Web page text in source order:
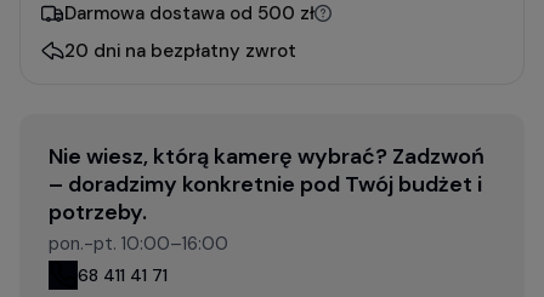
Darmowa dostawa od 500 zł
20 dni na bezpłatny zwrot
Nie wiesz, którą kamerę wybrać? Zadzwoń
– doradzimy konkretnie pod Twój budżet i
potrzeby.
pon.-pt. 10:00–16:00
68 411 41 71